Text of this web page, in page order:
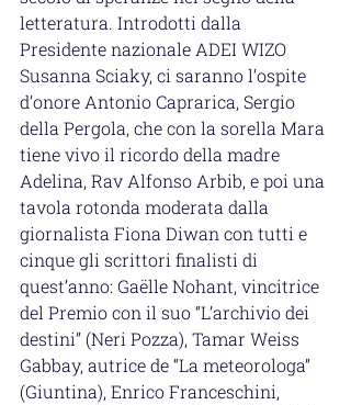
letteratura. Introdotti dalla
Presidente nazionale ADEI WIZO
Susanna Sciaky, ci saranno l’ospite
d’onore Antonio Caprarica, Sergio
della Pergola, che con la sorella Mara
tiene vivo il ricordo della madre
Adelina, Rav Alfonso Arbib, e poi una
tavola rotonda moderata dalla
giornalista Fiona Diwan con tutti e
cinque gli scrittori finalisti di
quest’anno: Gaëlle Nohant, vincitrice
del Premio con il suo “L’archivio dei
destini” (Neri Pozza), Tamar Weiss
Gabbay, autrice de “La meteorologa”
(Giuntina), Enrico Franceschini,